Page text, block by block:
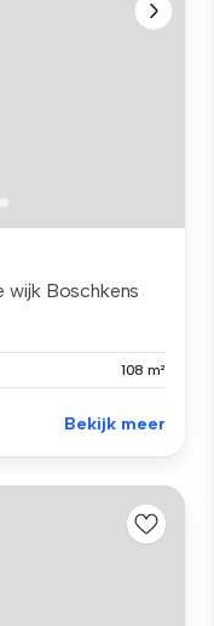
Boschkens
108 m²
Bekijk meer